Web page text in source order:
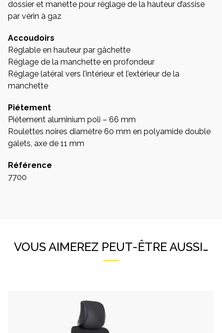
dossier et manette pour réglage de la hauteur d’assise
par vérin à gaz
Accoudoirs
Réglable en hauteur par gâchette
Réglage de la manchette en profondeur
Réglage latéral vers l’intérieur et l’extérieur de la
manchette
Piétement
Piétement aluminium poli – 66 mm
Roulettes noires diamètre 60 mm en polyamide double
galets, axe de 11 mm
Référence
7700
VOUS AIMEREZ PEUT-ÊTRE AUSSI…